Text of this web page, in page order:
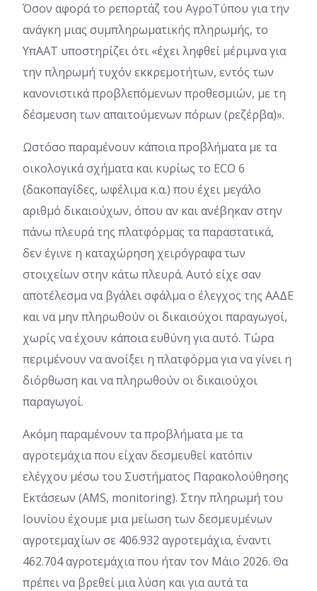
Όσον αφορά το ρεπορτάζ του ΑγροΤύπου για την
ανάγκη μιας συμπληρωματικής πληρωμής, το
ΥπΑΑΤ υποστηρίζει ότι «έχει ληφθεί μέριμνα για
την πληρωμή τυχόν εκκρεμοτήτων, εντός των
κανονιστικά προβλεπόμενων προθεσμιών, με τη
δέσμευση των απαιτούμενων πόρων (ρεζέρβα)».
Ωστόσο παραμένουν κάποια προβλήματα με τα
οικολογικά σχήματα και κυρίως το ECO 6
(δακοπαγίδες, ωφέλιμα κ.α.) που έχει μεγάλο
αριθμό δικαιούχων, όπου αν και ανέβηκαν στην
πάνω πλευρά της πλατφόρμας τα παραστατικά,
δεν έγινε η καταχώρηση χειρόγραφα των
στοιχείων στην κάτω πλευρά. Αυτό είχε σαν
αποτέλεσμα να βγάλει σφάλμα ο έλεγχος της ΑΑΔΕ
και να μην πληρωθούν οι δικαιούχοι παραγωγοί,
χωρίς να έχουν κάποια ευθύνη για αυτό. Τώρα
περιμένουν να ανοίξει η πλατφόρμα για να γίνει η
διόρθωση και να πληρωθούν οι δικαιούχοι
παραγωγοί.
Ακόμη παραμένουν τα προβλήματα με τα
αγροτεμάχια που είχαν δεσμευθεί κατόπιν
ελέγχου μέσω του Συστήματος Παρακολούθησης
Εκτάσεων (AMS, monitoring). Στην πληρωμή του
Ιουνίου έχουμε μια μείωση των δεσμευμένων
αγροτεμαχίων σε 406.932 αγροτεμάχια, έναντι
462.704 αγροτεμάχια που ήταν τον Μάιο 2026. Θα
πρέπει να βρεθεί μια λύση και για αυτά τα